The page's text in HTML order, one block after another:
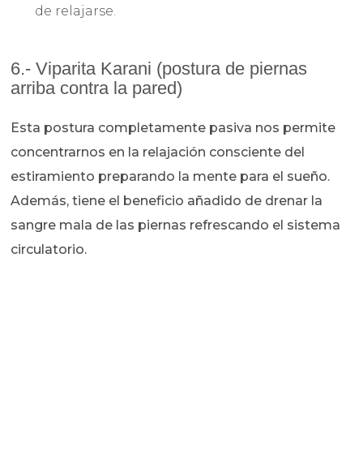
de relajarse.
6.- Viparita Karani (postura de piernas
arriba contra la pared)
Esta postura completamente pasiva nos permite
concentrarnos en la relajación consciente del
estiramiento preparando la mente para el sueño.
Además, tiene el beneficio añadido de drenar la
sangre mala de las piernas refrescando el sistema
circulatorio.